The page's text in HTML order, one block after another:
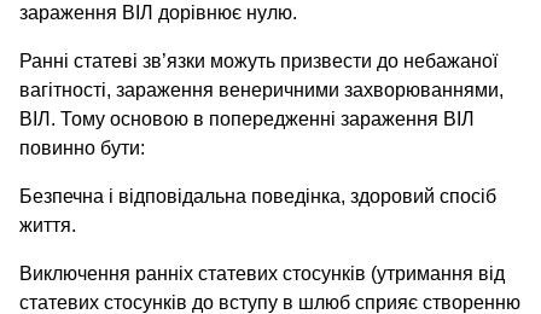
зараження ВІЛ дорівнює нулю.
Ранні статеві зв’язки можуть призвести до небажаної
вагітності, зараження венеричними захворюваннями,
ВІЛ. Тому основою в попередженні зараження ВІЛ
повинно бути:
Безпечна і відповідальна поведінка, здоровий спосіб
життя.
Виключення ранніх статевих стосунків (утримання від
статевих стосунків до вступу в шлюб сприяє створенню